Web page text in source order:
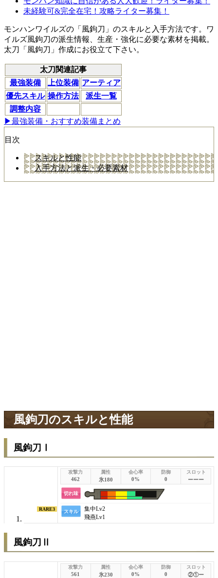
未経験可&完全在宅！攻略ライター募集！
モンハンワイルズの「風鉤刀」のスキルと入手方法です。ワ
イルズ風鉤刀の派生情報、生産・強化に必要な素材を掲載。
太刀「風鉤刀」作成にお役立て下さい。
太刀関連記事
最強装備
上位装備 アーティア
優先スキル 操作方法
派生一覧
調整内容
▶最強装備・おすすめ装備まとめ
目次
スキルと性能
入手方法と派生・必要素材
風鉤刀のスキルと性能
風鉤刀Ⅰ
RARE3
462 氷180 0% 0 ーーー
切れ味
スキル 集中Lv2
飛燕Lv1
風鉤刀Ⅱ
561 氷230 0% 0 ②①ー